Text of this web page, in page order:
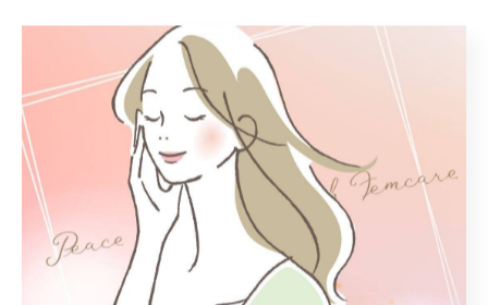
< 前のページ 一覧に戻る 次のページ >
カテゴリー Categories
全てのカテゴリー